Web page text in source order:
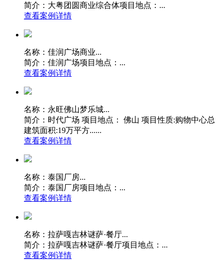
简介：大粤团圆商业综合体项目地点：...
查看案例详情
名称：佳润广场商业...
简介：佳润广场项目地点：...
查看案例详情
名称：永旺佛山梦乐城...
简介：时代广场 项目地点： 佛山 项目性质:购物中心总
建筑面积:19万平方......
查看案例详情
名称：泰国厂房...
简介：泰国厂房项目地点：...
查看案例详情
名称：拉萨嘎吉林谜萨·餐厅...
简介：拉萨嘎吉林谜萨·餐厅项目地点：...
查看案例详情